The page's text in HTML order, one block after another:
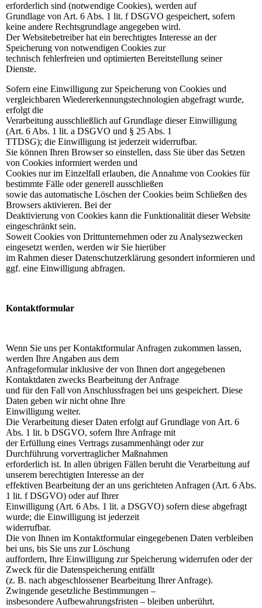
erforderlich sind (notwendige Cookies), werden auf
Grundlage von Art. 6 Abs. 1 lit. f DSGVO gespeichert, sofern
keine andere Rechtsgrundlage angegeben wird.
Der Websitebetreiber hat ein berechtigtes Interesse an der
Speicherung von notwendigen Cookies zur
technisch fehlerfreien und optimierten Bereitstellung seiner
Dienste.
Sofern eine Einwilligung zur Speicherung von Cookies und
vergleichbaren Wiedererkennungstechnologien abgefragt wurde,
erfolgt die
Verarbeitung ausschließlich auf Grundlage dieser Einwilligung
(Art. 6 Abs. 1 lit. a DSGVO und § 25 Abs. 1
TTDSG); die Einwilligung ist jederzeit widerrufbar.
Sie können Ihren Browser so einstellen, dass Sie über das Setzen
von Cookies informiert werden und
Cookies nur im Einzelfall erlauben, die Annahme von Cookies für
bestimmte Fälle oder generell ausschließen
sowie das automatische Löschen der Cookies beim Schließen des
Browsers aktivieren. Bei der
Deaktivierung von Cookies kann die Funktionalität dieser Website
eingeschränkt sein.
Soweit Cookies von Drittunternehmen oder zu Analysezwecken
eingesetzt werden, werden wir Sie hierüber
im Rahmen dieser Datenschutzerklärung gesondert informieren und
ggf. eine Einwilligung abfragen.
Kontaktformular
Wenn Sie uns per Kontaktformular Anfragen zukommen lassen,
werden Ihre Angaben aus dem
Anfrageformular inklusive der von Ihnen dort angegebenen
Kontaktdaten zwecks Bearbeitung der Anfrage
und für den Fall von Anschlussfragen bei uns gespeichert. Diese
Daten geben wir nicht ohne Ihre
Einwilligung weiter.
Die Verarbeitung dieser Daten erfolgt auf Grundlage von Art. 6
Abs. 1 lit. b DSGVO, sofern Ihre Anfrage mit
der Erfüllung eines Vertrags zusammenhängt oder zur
Durchführung vorvertraglicher Maßnahmen
erforderlich ist. In allen übrigen Fällen beruht die Verarbeitung auf
unserem berechtigten Interesse an der
effektiven Bearbeitung der an uns gerichteten Anfragen (Art. 6 Abs.
1 lit. f DSGVO) oder auf Ihrer
Einwilligung (Art. 6 Abs. 1 lit. a DSGVO) sofern diese abgefragt
wurde; die Einwilligung ist jederzeit
widerrufbar.
Die von Ihnen im Kontaktformular eingegebenen Daten verbleiben
bei uns, bis Sie uns zur Löschung
auffordern, Ihre Einwilligung zur Speicherung widerrufen oder der
Zweck für die Datenspeicherung entfällt
(z. B. nach abgeschlossener Bearbeitung Ihrer Anfrage).
Zwingende gesetzliche Bestimmungen –
insbesondere Aufbewahrungsfristen – bleiben unberührt.